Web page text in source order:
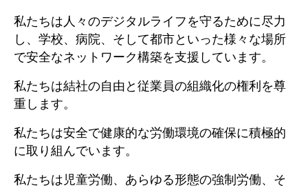
私たちは人々のデジタルライフを守るために尽力
し、学校、病院、そして都市といった様々な場所
で安全なネットワーク構築を支援しています。
私たちは結社の自由と従業員の組織化の権利を尊
重します。
私たちは安全で健康的な労働環境の確保に積極的
に取り組んでいます。
私たちは児童労働、あらゆる形態の強制労働、そ